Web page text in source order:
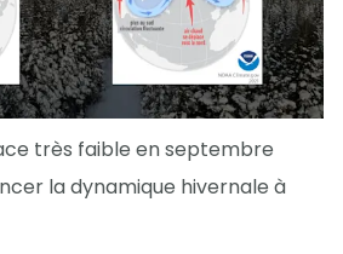
très faible en septembre
la dynamique hivernale à